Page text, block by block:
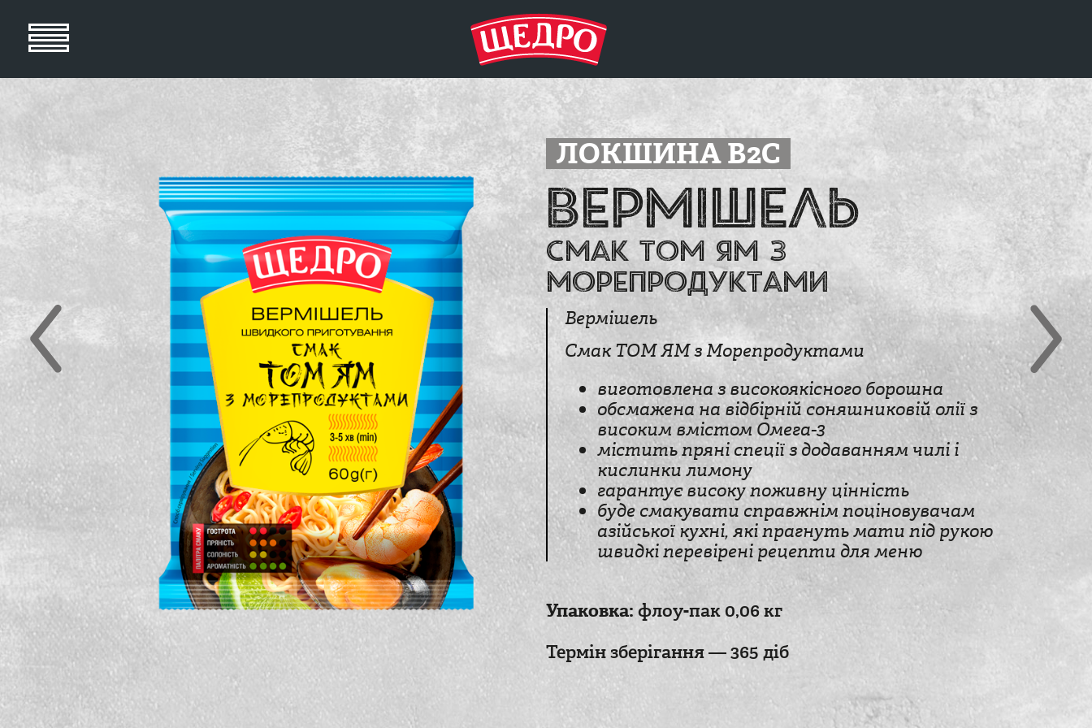
ЛОКШИНА B2C
Вермішель
Смак том ям з
морепродуктами
Вермішель
Смак ТОМ ЯМ з Морепродуктами
виготовлена з високоякісного борошна
обсмажена на відбірній соняшниковій олії з
високим вмістом Омега-3
містить пряні спеції з додаванням чилі і
кислинки лимону
гарантує високу поживну цінність
буде смакувати справжнім поціновувачам
азійської кухні, які прагнуть мати під рукою
швидкі перевірені рецепти для меню
Упаковка:флоу-пак0,06 кг
Термін зберігання — 365 діб